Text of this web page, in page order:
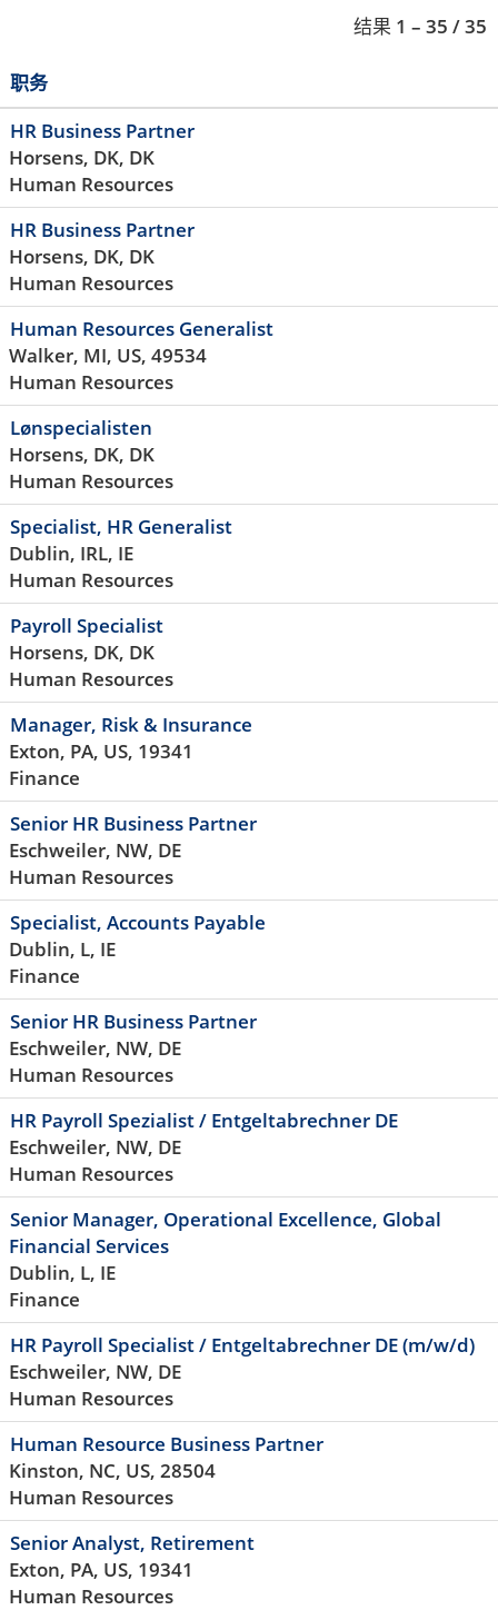
结果 1 – 35 /35
职务
HR Business Partner
Horsens, DK, DK
Human Resources
HR Business Partner
Horsens, DK, DK
Human Resources
Human Resources Generalist
Walker, MI, US, 49534
Human Resources
Lønspecialisten
Horsens, DK, DK
Human Resources
Specialist, HR Generalist
Dublin, IRL, IE
Human Resources
Payroll Specialist
Horsens, DK, DK
Human Resources
Manager, Risk & Insurance
Exton, PA, US, 19341
Finance
Senior HR Business Partner
Eschweiler, NW, DE
Human Resources
Specialist, Accounts Payable
Dublin, L, IE
Finance
Senior HR Business Partner
Eschweiler, NW, DE
Human Resources
HR Payroll Spezialist / Entgeltabrechner DE
Eschweiler, NW, DE
Human Resources
Senior Manager, Operational Excellence, Global
Financial Services
Dublin, L, IE
Finance
HR Payroll Specialist / Entgeltabrechner DE (m/w/d)
Eschweiler, NW, DE
Human Resources
Human Resource Business Partner
Kinston, NC, US, 28504
Human Resources
Senior Analyst, Retirement
Exton, PA, US, 19341
Human Resources